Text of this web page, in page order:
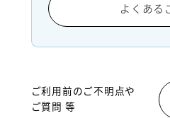
よくある
ご利用前のご不明点や
ご質問 等